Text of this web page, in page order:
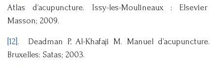
Atlas d’acupuncture. Issy-les-Moulineaux : Elsevier
Masson; 2009.
[12] . Deadman P, Al-Khafaji M. Manuel d’acupuncture.
Bruxelles: Satas; 2003.